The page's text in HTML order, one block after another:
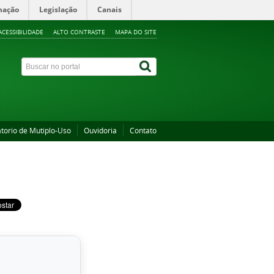
Legislação Canais
ALTO CONTRASTE MAPA DO SITE
de Mutiplo-Uso Ouvidoria Contato